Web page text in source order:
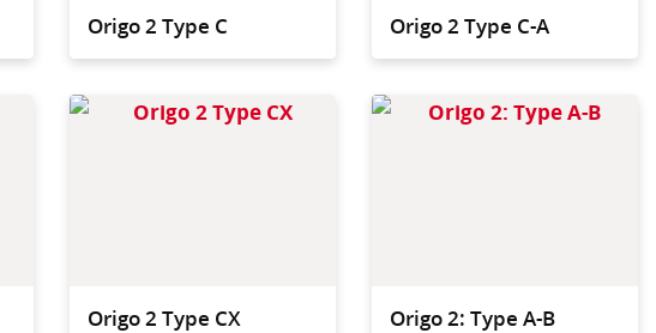
Origo 2 Type C Origo 2 Type C-A
Origo 2 Type CX Origo 2: Type A-B